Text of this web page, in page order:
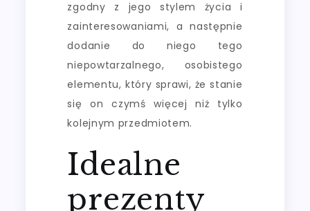
zgodny z jego stylem życia i
zainteresowaniami, a następnie
dodanie do niego tego
niepowtarzalnego, osobistego
elementu, który sprawi, że stanie
się on czymś więcej niż tylko
kolejnym przedmiotem.
Idealne
prezenty